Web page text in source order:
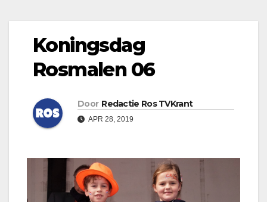
Koningsdag
Rosmalen 06
Door Redactie Ros TVKrant
APR 28, 2019